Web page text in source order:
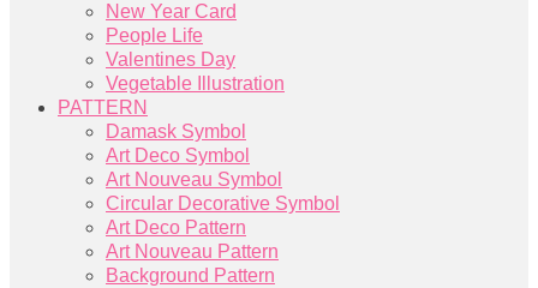
New Year Card
People Life
Valentines Day
Vegetable Illustration
PATTERN
Damask Symbol
Art Deco Symbol
Art Nouveau Symbol
Circular Decorative Symbol
Art Deco Pattern
Art Nouveau Pattern
Background Pattern